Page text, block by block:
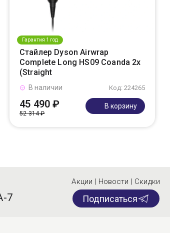
Гарантия 1 год
Стайлер Dyson Airwrap
Complete Long HS09 Coanda 2x
(Straight
Код: 224265
В наличии
45 490 ₽
52 314 ₽
В корзину
7
Акции | Новости | Скидки
Подписаться